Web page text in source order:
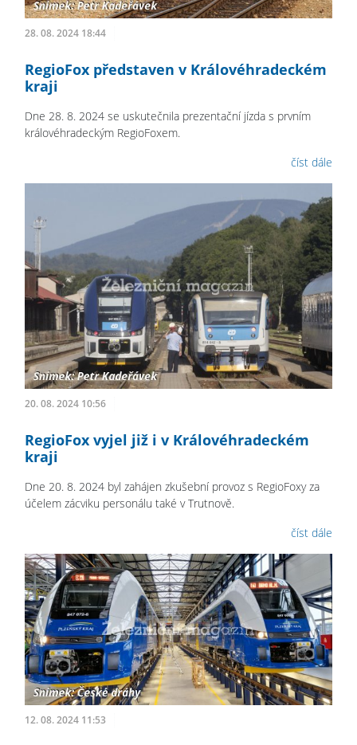
28. 08. 2024 18:44
RegioFox představen v Královéhradeckém
kraji
Dne 28. 8. 2024 se uskutečnila prezentační jízda s prvním
královéhradeckým RegioFoxem.
číst dále
20. 08. 2024 10:56
RegioFox vyjel již i v Královéhradeckém
kraji
Dne 20. 8. 2024 byl zahájen zkušební provoz s RegioFoxy za
účelem zácviku personálu také v Trutnově.
číst dále
12. 08. 2024 11:53